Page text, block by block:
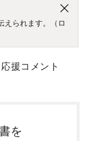
えられます。（ロ
応援コメント
を